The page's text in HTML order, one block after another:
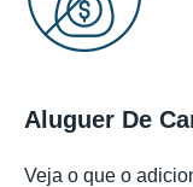
Aluguer De
Veja o que o